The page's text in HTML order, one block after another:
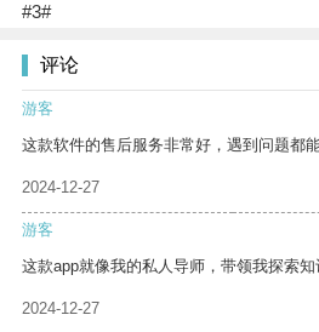
#3#
评论
游客
这款软件的售后服务非常好，遇到问题都
2024-12-27
游客
这款app就像我的私人导师，带领我探索知
2024-12-27